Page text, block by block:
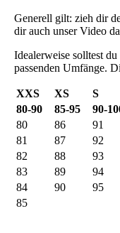
Generell gilt: zieh dir
dir auch unser Video
Idealerweise solltest
passenden Umfänge.
XXS XS S
80-90
85-95 90-
80
86 91
81
87 92
82
88 93
83
89 94
84
90 95
85